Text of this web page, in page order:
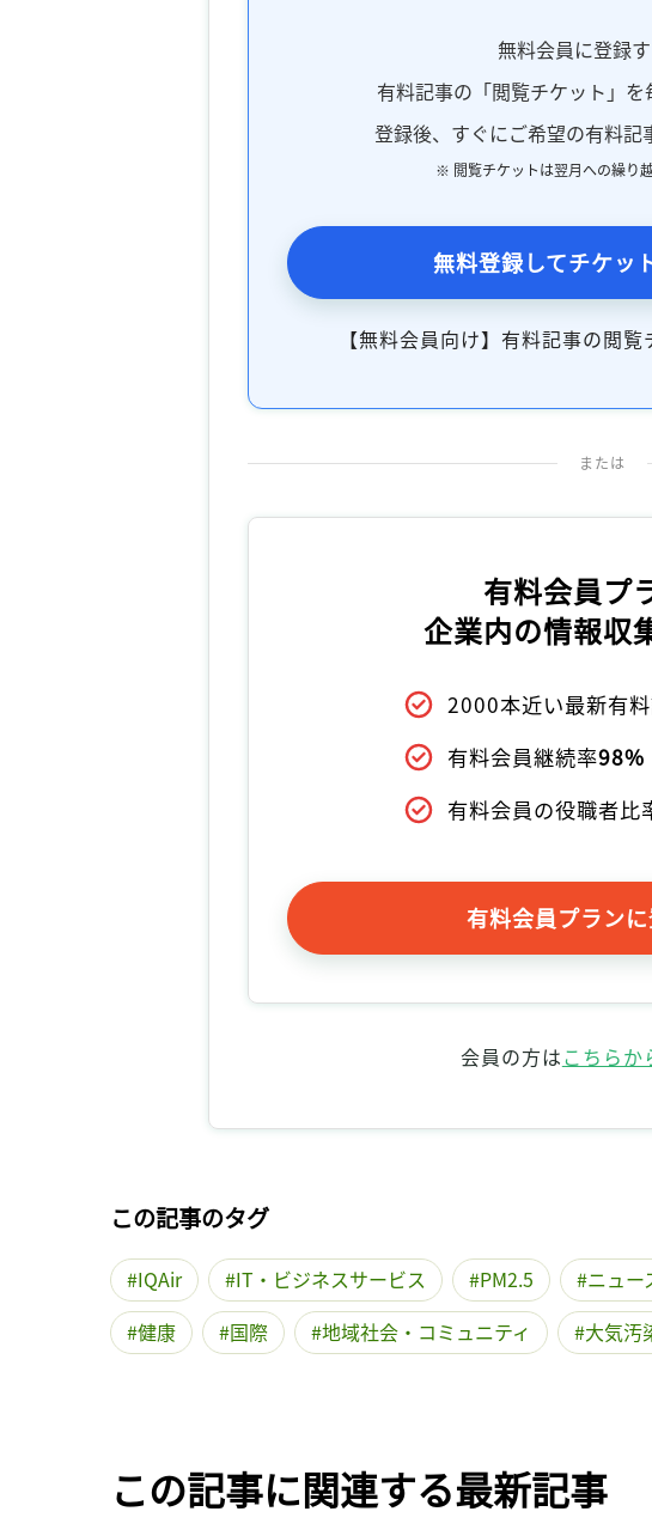
無料会員に登録す
有料記事の「閲覧チケット」を
登録後、すぐにご希望の有料記
※ 閲覧チケットは翌月への繰り
無料登録してチケッ
【無料会員向け】有料記事の閲
または
有料会員プ
企業内の情報収
2000本近い最新有
有料会員継続率98%
有料会員の役職者比
有料会員プラン
会員の方はこちらか
この記事のタグ
IQAir IT・ビジネスサービス PM2.5 ニュー
健康
国際 地域社会・コミュニティ 大気汚
この記事に関連する最新記事